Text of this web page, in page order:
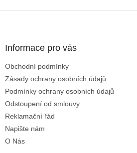
Informace pro vás
Obchodní podmínky
Zásady ochrany osobních údajů
Podmínky ochrany osobních údajů
Odstoupení od smlouvy
Reklamační řád
Napište nám
O Nás